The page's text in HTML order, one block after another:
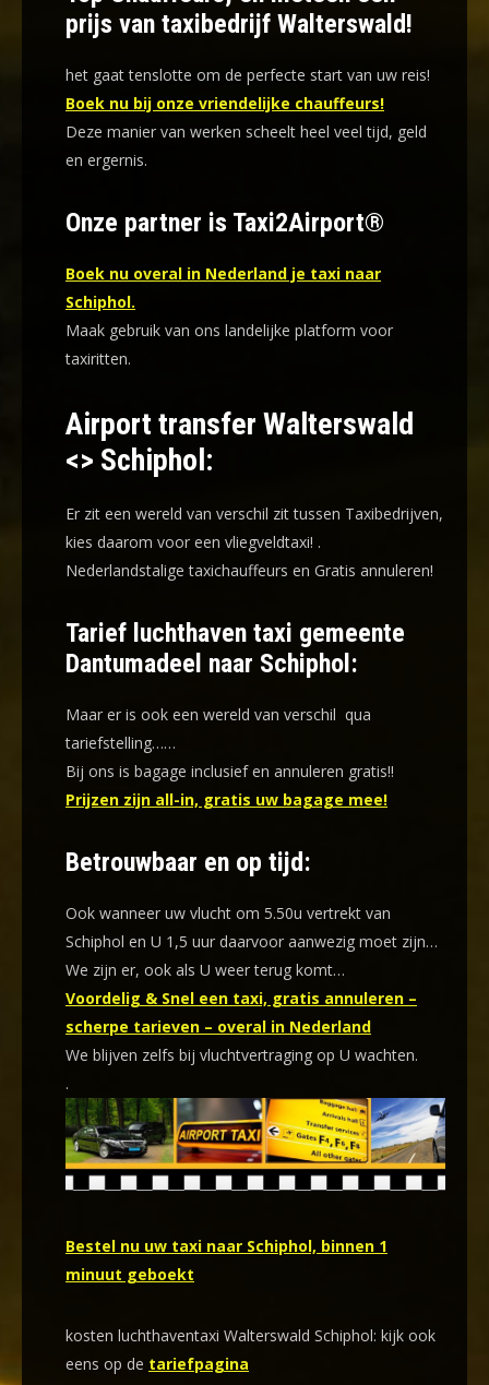
prijs van taxibedrijf Walterswald!
het gaat tenslotte om de perfecte start van uw reis!
Boek nu bij onze vriendelijke chauffeurs!
Deze manier van werken scheelt heel veel tijd, geld
en ergernis.
Onze partner is Taxi2Airport®
Boek nu overal in Nederland je taxi naar
Schiphol.
Maak gebruik van ons landelijke platform voor
taxiritten.
Airport transfer Walterswald
<> Schiphol:
Er zit een wereld van verschil zit tussen Taxibedrijven,
kies daarom voor een vliegveldtaxi! .
Nederlandstalige taxichauffeurs en Gratis annuleren!
Tarief luchthaven taxi gemeente
Dantumadeel naar Schiphol:
Maar er is ook een wereld van verschil qua
tariefstelling……
Bij ons is bagage inclusief en annuleren gratis!!
Prijzen zijn all-in, gratis uw bagage mee!
Betrouwbaar en op tijd:
Ook wanneer uw vlucht om 5.50u vertrekt van
Schiphol en U 1,5 uur daarvoor aanwezig moet zijn…
We zijn er, ook als U weer terug komt…
Voordelig & Snel een taxi, gratis annuleren –
scherpe tarieven – overal in Nederland
We blijven zelfs bij vluchtvertraging op U wachten.
.
Bestel nu uw taxi naar Schiphol, binnen 1
minuut geboekt
kosten luchthaventaxi Walterswald Schiphol: kijk ook
eens op de tariefpagina